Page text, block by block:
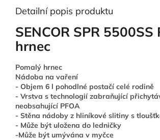
Detailní popis produktu
SENCOR SPR 5500SS
hrnec
Pomalý hrnec
Nádoba na vaření
- Objem 6 l pohodlné postačí celé rodině
- Vrstva s technologií zabraňující
neobsahující PFOA
- Stěna nádoby z hliníkové slitiny s
- Může být uložena do ledničky
-Může být umývána v myčce